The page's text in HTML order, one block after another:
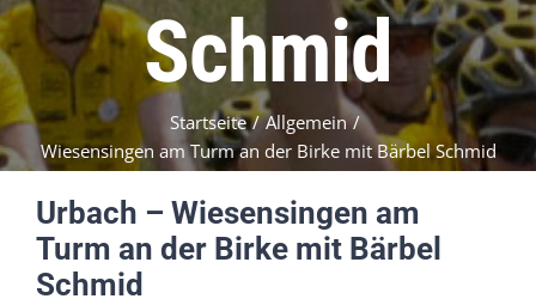
Schmid
Startseite / Allgemein /
Wiesensingen am Turm an der Birke mit Bärbel Schmid
Urbach – Wiesensingen am
Turm an der Birke mit Bärbel
Schmid